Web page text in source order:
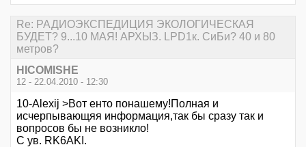
Re: РАДИОЭКСПЕДИЦИЯ ЭКОЛОГИЧЕСКАЯ
БУДЕТ? 9...10 МАЯ! АРХЫЗ. LPD1к. СиБи? 40 и 80
метров?
HICOMISHE
12 - 22.04.2010 - 12:30
10-Alexij >Вот енто понашему!Полная и
исчерпывающяя информация,так бы сразу так и
вопросов бы не возникло!
С ув. RK6AKI.